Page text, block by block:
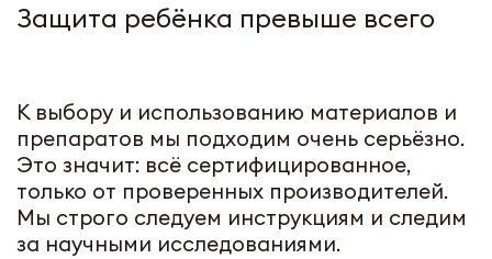
Защита ребёнка превыше всего
К выбору и использованию материалов и
препаратов мы подходим очень серьёзно.
Это значит: всё сертифицированное,
только от проверенных производителей.
Мы строго следуем инструкциям и следим
за научными исследованиями.